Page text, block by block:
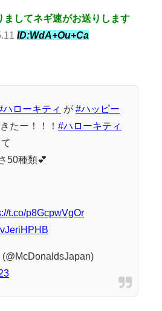
ましてネギ速がお送りします
ID:WdA+Ou+Ca
ハローキティ が #ハッピー
たー！！！ #ハローキティ
50種類💕
t.co/p8GcpwVgOr